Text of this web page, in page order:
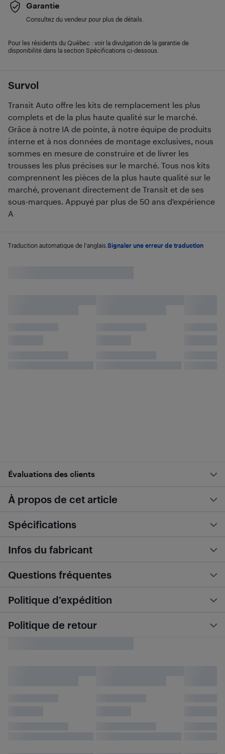
Survol
Transit Auto offre les kits de remplacement les plus
complets et de la plus haute qualité sur le marché.
Grâce à notre IA de pointe, à notre équipe de produits
interne et à nos données de montage exclusives, nous
sommes en mesure de construire et de livrer les
trousses les plus précises sur le marché. Tous nos kits
comprennent les pièces de la plus haute qualité sur le
marché, provenant directement de Transit et de ses
sous-marques. Appuyé par plus de 50 ans d'expérience
A
Traduction automatique de l'anglais. Signaler une erreur de traduction
Garantie
Consultez du vendeur pour plus de détails.
Pour les résidents du Québec : voir la divulgation de la garantie de
disponibilité dans la section Spécifications ci-dessous.
Évaluations des clients
À propos de cet article
Spécifications
Infos du fabricant
Questions fréquentes
Politique d’expédition
Politique de retour